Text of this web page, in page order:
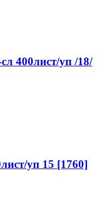
400лист/уп /18/
уп 15 [1760]